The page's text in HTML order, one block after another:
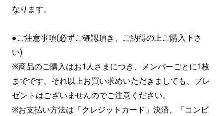
なります。
●ご注意事項(必ずご確認頂き、ご納得の上ご購入下さ
い)
※商品のご購入はお1人さまにつき、メンバーごとに1枚
までです。それ以上お買い求めいただきましても、プレ
ゼントはございませんのでご注意ください。
※お支払い方法は「クレジットカード」決済、「コンビ